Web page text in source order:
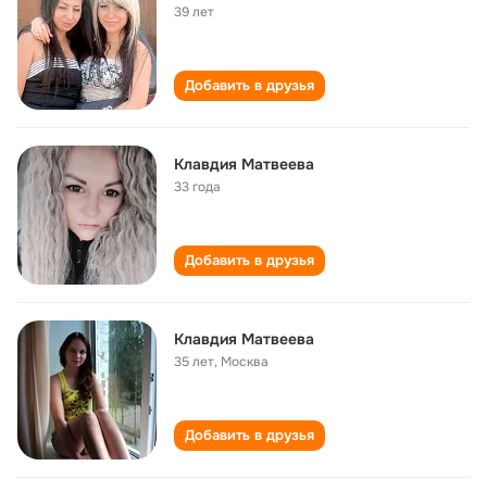
39 лет
Добавить в друзья
Клавдия Матвеева
33 года
Добавить в друзья
Клавдия Матвеева
35 лет, Москва
Добавить в друзья